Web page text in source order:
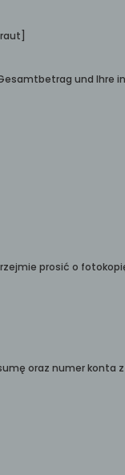
und Ihre
prosić o
oraz numer konta